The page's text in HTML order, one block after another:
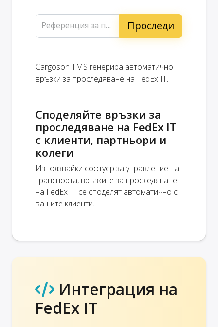
Референция за проследяване...
Cargoson TMS генерира автоматично
връзки за проследяване на FedEx IT.
Споделяйте връзки за
проследяване на FedEx IT
с клиенти, партньори и
колеги
Използвайки софтуер за управление на
транспорта, връзките за проследяване
на FedEx IT се споделят автоматично с
вашите клиенти.
Интеграция на
FedEx IT